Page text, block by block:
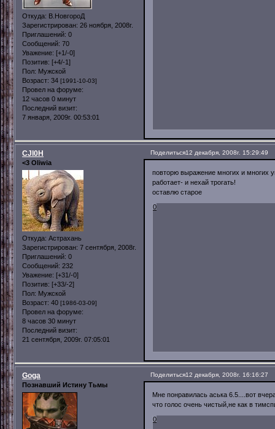
Откуда: В.НовгороД
Зарегистрирован: 26 ноября, 2008г.
Приглашений: 0
Сообщений: 70
Уважение: [+1/-0]
Позитив: [+4/-1]
Пол: Мужской
Возраст: 34 [1991-10-03]
Провел на форуме:
12 часов 0 минут
Последний визит:
7 января, 2009г. 00:53:01
Поделиться12 декабря, 2008г. 15:29:49
CJl0H
<3 Oliwia
Откуда: Астрахань
Зарегистрирован: 7 сентября, 2008г.
Приглашений: 0
Сообщений: 232
Уважение: [+31/-0]
Позитив: [+33/-2]
Пол: Мужской
Возраст: 40 [1986-03-09]
Провел на форуме:
8 часов 30 минут
Последний визит:
21 сентября, 2009г. 07:05:01
повторю выражение многих и многих
работает- и нехай трогать!
оставлю старое
0
Поделиться12 декабря, 2008г. 16:16:27
Goga
Познавший Истину Тьмы
Мне понравилась аська 6.5....вот
что голос очень чистый,не как в
0